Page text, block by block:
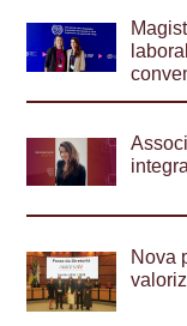
Nova